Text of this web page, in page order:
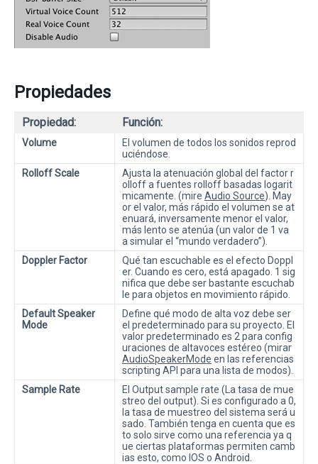
Propiedades
Propiedad: Función:
Volume
El volumen de todos los sonidos reprod
uciéndose.
Rolloff Scale
Ajusta la atenuación global del factor r
olloff a fuentes rolloff basadas logarit
micamente. (mire Audio Source). May
or el valor, más rápido el volumen se at
enuará, inversamente menor el valor,
más lento se atenúa (un valor de 1 va
a simular el “mundo verdadero”).
Doppler Factor
Qué tan escuchable es el efecto Doppl
er. Cuando es cero, está apagado. 1 sig
nifica que debe ser bastante escuchab
le para objetos en movimiento rápido.
Default Speaker
Mode
Define qué modo de alta voz debe ser
el predeterminado para su proyecto. El
valor predeterminado es 2 para config
uraciones de altavoces estéreo (mirar
AudioSpeakerMode en las referencias
scripting API para una lista de modos).
Sample Rate
El Output sample rate (La tasa de mue
streo del output). Si es configurado a 0,
la tasa de muestreo del sistema será u
sado. También tenga en cuenta que es
to solo sirve como una referencia ya q
ue ciertas plataformas permiten camb
ias esto, como IOS o Android.